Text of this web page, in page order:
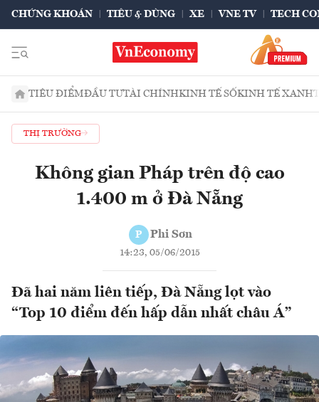
CHỨNG KHOÁN TIÊU & DÙNG XE VNE TV TECH
TIÊU ĐIỂMĐẦU TƯTÀI CHÍNHKINH TẾ SỐKINH TẾ XANH
THỊ TRƯỜNG
Không gian Pháp trên độ cao
1.400 m ở Đà Nẵng
P Phi Sơn
14:23, 05/06/2015
Đã hai năm liên tiếp, Đà Nẵng lọt vào
“Top 10 điểm đến hấp dẫn nhất châu Á”